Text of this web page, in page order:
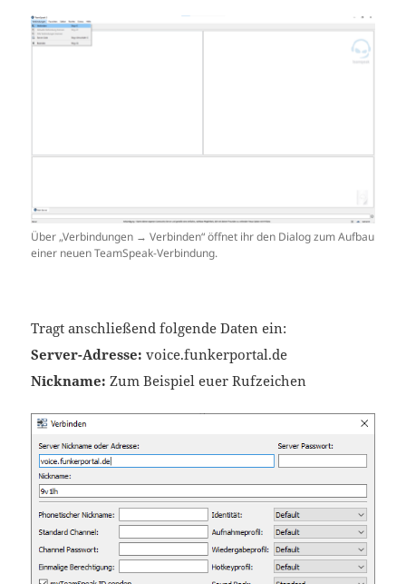
Über „Verbindungen → Verbinden“ öffnet ihr den Dialog zum Aufbau
einer neuen TeamSpeak-Verbindung.
Tragt anschließend folgende Daten ein:
Server-Adresse: voice.funkerportal.de
Nickname: Zum Beispiel euer Rufzeichen